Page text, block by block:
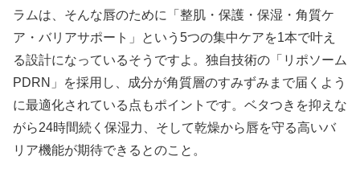
ラムは、そんな唇のために「整肌・保護・保湿・角質ケ
ア・バリアサポート」という5つの集中ケアを1本で叶え
る設計になっているそうですよ。独自技術の「リポソーム
PDRN」を採用し、成分が角質層のすみずみまで届くよう
に最適化されている点もポイントです。ベタつきを抑えな
がら24時間続く保湿力、そして乾燥から唇を守る高いバ
リア機能が期待できるとのこと。